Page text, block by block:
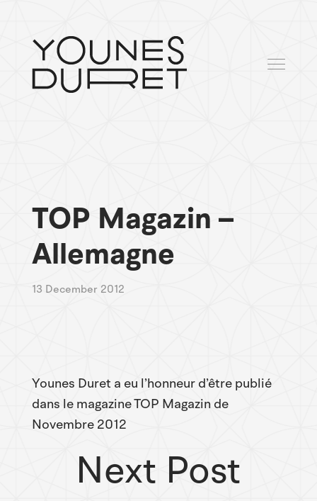
TOP Magazin –
Allemagne
13 December 2012
Younes Duret a eu l’honneur d’être publié
dans le magazine TOP Magazin de
Novembre 2012
Next Post